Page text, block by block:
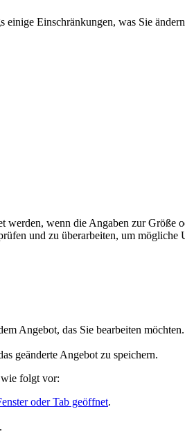
Einschränkungen, was Sie
wenn die Angaben zur Größe
und zu überarbeiten, um mögliche
Angebot, das Sie bearbeiten möchten.
geänderte Angebot zu speichern.
wie folgt vor:
oder Tab geöffnet.